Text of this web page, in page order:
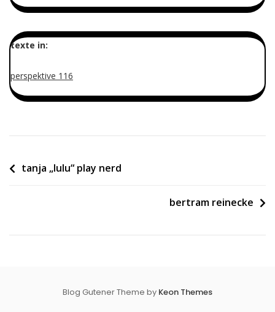
texte in:
perspektive 116
Beitragsnavigation
tanja „lulu“ play nerd
bertram reinecke
Blog Gutener Theme by Keon Themes